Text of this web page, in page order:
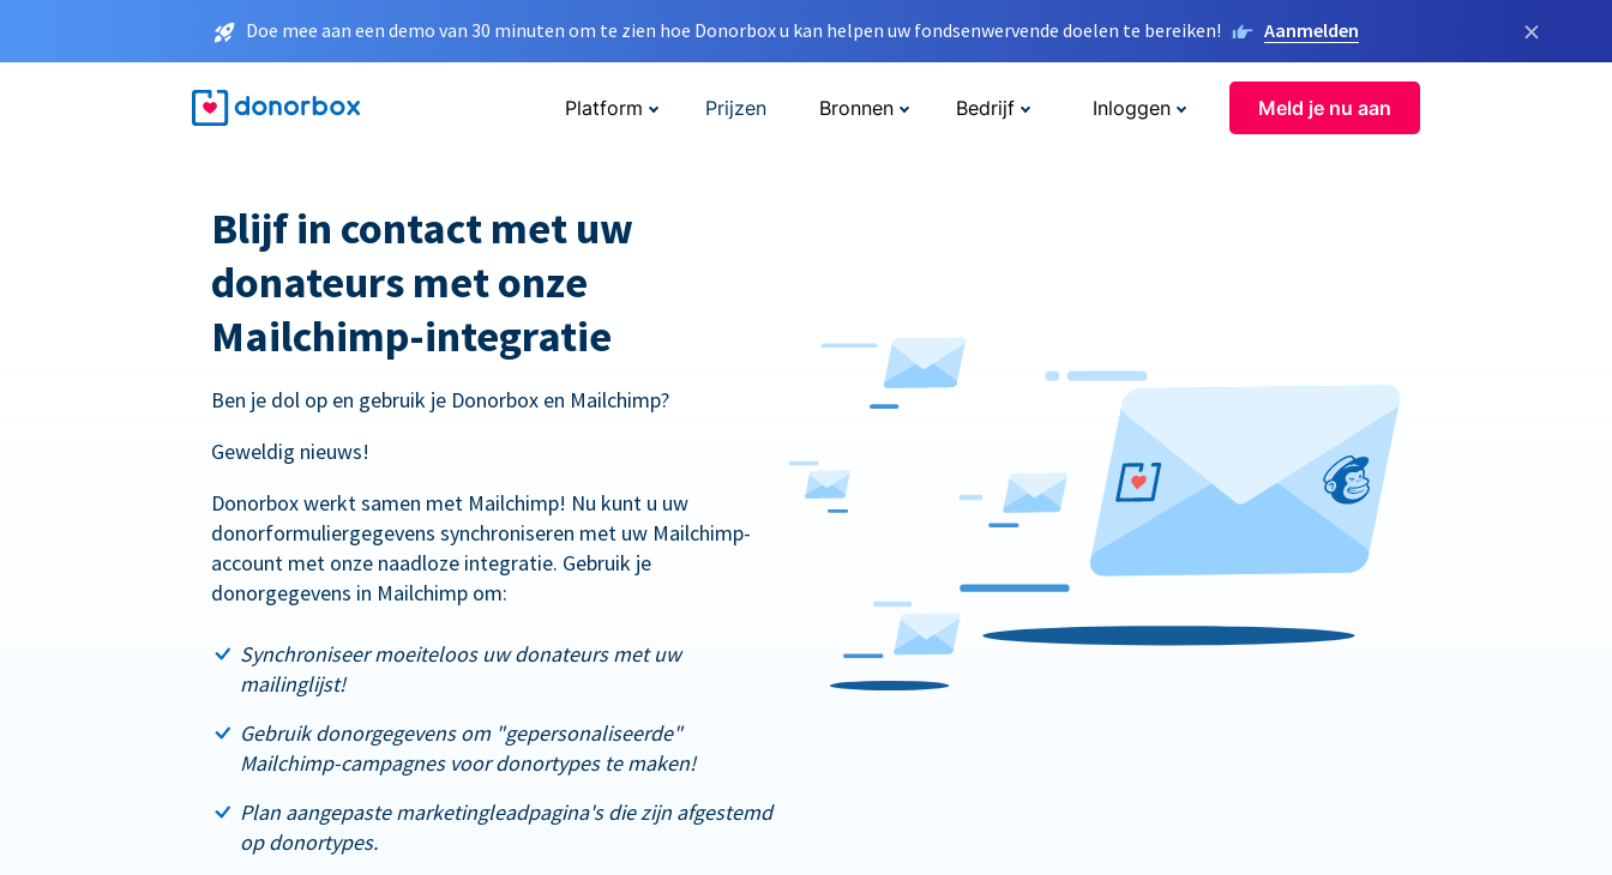
Doe mee aan een demo van 30 minuten om te zien hoe Donorbox u kan helpen uw fondsenwervende doelen te bereiken! Aanmelden ×
Platform Prijzen Bronnen Bedrijf Inloggen Meld je nu aan
Blijf in contact met uw
donateurs met onze
Mailchimp-integratie
Ben je dol op en gebruik je Donorbox en Mailchimp?
Geweldig nieuws!
Donorbox werkt samen met Mailchimp! Nu kunt u uw
donorformuliergegevens synchroniseren met uw Mailchimp-
account met onze naadloze integratie. Gebruik je
donorgegevens in Mailchimp om:
Synchroniseer moeiteloos uw donateurs met uw
mailinglijst!
Gebruik donorgegevens om "gepersonaliseerde"
Mailchimp-campagnes voor donortypes te maken!
Plan aangepaste marketingleadpagina's die zijn afgestemd
op donortypes.